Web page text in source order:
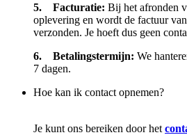
5. Facturatie: Bij het afronden
oplevering en wordt de factuur
verzonden. Je hoeft dus geen
6. Betalingstermijn: We
7 dagen.
Hoe kan ik contact opnemen?
Je kunt ons bereiken door het